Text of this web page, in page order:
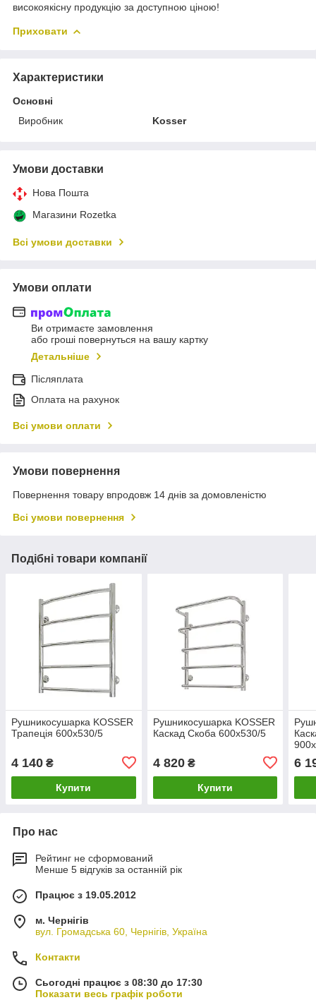
високоякісну продукцію за доступною ціною!
Приховати
Характеристики
Основні
Виробник
Kosser
Умови доставки
Нова Пошта
Магазини Rozetka
Всі умови доставки
Умови оплати
Ви отримаєте замовлення
або гроші повернуться на вашу картку
Детальніше
Післяплата
Оплата на рахунок
Всі умови оплати
Умови повернення
Повернення товару впродовж 14 днів за домовленістю
Всі умови повернення
Подібні товари компанії
Рушникосушарка KOSSER
Трапеція 600х530/5
4 140 ₴
Купити
Рушникосушарка KOSSER
Каскад Скоба 600х530/5
4 820₴
Купити
6
Про нас
Рейтинг не сформований
Менше 5 відгуків за останній рік
Працює з 19.05.2012
м. Чернігів
вул. Громадська 60, Чернігів, Україна
Контакти
Сьогодні працює з 08:30 до 17:30
Показати весь графік роботи